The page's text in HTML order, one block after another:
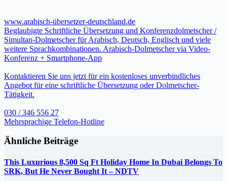
www.arabisch-übersetzer-deutschland.de
Beglaubigte Schriftliche Übersetzung und Konferenzdolmetscher /
Simultan-Dolmetscher für Arabisch, Deutsch, Englisch und viele
weitere Sprachkombinationen. Arabisch-Dolmetscher via Video-
Konferenz + Smartphone-App
Kontaktieren Sie uns jetzt für ein kostenloses unverbindliches
Angebot für eine schriftliche Übersetzung oder Dolmetscher-
Tätigkeit.
030 / 346 556 27
Mehrsprachige Telefon-Hotline
Ähnliche Beiträge
This Luxurious 8,500 Sq Ft Holiday Home In Dubai Belongs To
SRK, But He Never Bought It – NDTV